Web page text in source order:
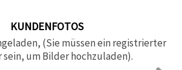
KUNDENFOTOS
(Sie müssen ein registrierter
sein, um Bilder hochzuladen).